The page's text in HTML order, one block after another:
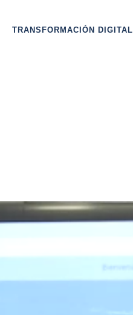
TRANSFORMACIÓN DIGITAL